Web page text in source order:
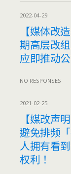
2022-04-29
【媒体改
期高层改
应即推动
NO RESPONSES
2021-02-25
【媒改声
避免排频
人拥有看
权利！